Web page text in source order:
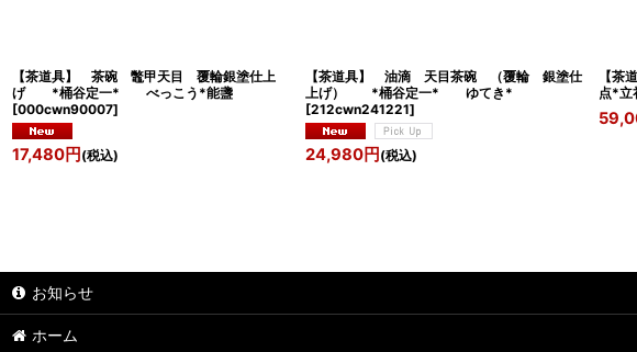
【茶道具】 茶碗 鼈甲天目 覆輪銀塗仕上
げ *桶谷定一* べっこう*能盞
[000cwn90007]
17,480円 (税込)
【茶道具】 油滴 天目茶碗 （覆輪 銀塗仕
上げ） *桶谷定一* ゆてき*
[212cwn241221]
24,980円 (税込)
【
点*立
お知らせ
ホーム